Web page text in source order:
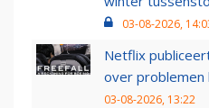
03-08-2026,
Netflix
over problemen
03-08-2026, 13:22